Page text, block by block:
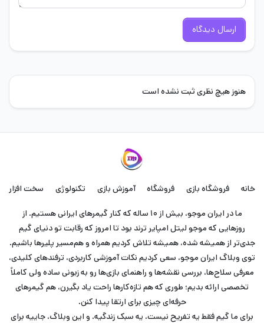
ارسال دیدگاه
هنوز هیچ نظری ثبت نشده است
خانه فروشگاه بازی فروشگاه آموزش بازی تکنولوژی سخت افزار
ما در ایران موجو، بیش از ۱۰ ساله که کنار گیمرهای ایرانی هستیم. از
روزهایی که موجو لیتل امپایر ترند بود تا امروز که رقابت تو دنیای گیم
جدی‌تر از همیشه شده، همیشه تلاش کردیم همراه و هم‌مسیر پلیرها باشیم.
توی وبلاگ ایران موجو، سعی کردیم نکات آموزشی کاربردی، ترفندهای کلیدی،
معرفی سلاح‌ها، بررسی نقشه‌ها و راهنمای بازی‌ها رو به زبونی ساده ولی کاملاً
تخصصی ارائه بدیم؛ طوری که هم تازه‌کارها راحت یاد بگیرن، هم گیمرهای
حرفه‌ای چیزی برای ارتقا پیدا کنن.
برای ما گیم فقط یه تفریح نیست، یه سبک زندگیه. و این وبلاگ، جاییه برای